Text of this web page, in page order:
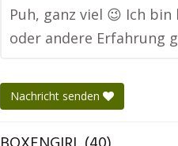
Puh, ganz viel 😉 Ich
oder andere Erfahrung
Nachricht senden